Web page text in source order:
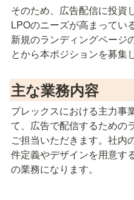
そのため、広告配信に投資
LPOのニーズが高まってい
新規のランディングページ
とから本ポジションを募集
主な業務内容
プレックスにおける主力事
て、広告で配信するための
ご担当いただきます。社内
件定義やデザインを用意す
の業務になります。